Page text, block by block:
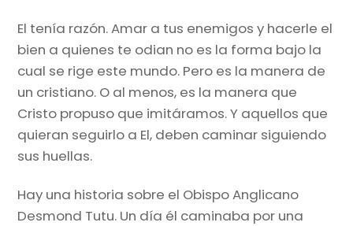
El tenía razón. Amar a tus enemigos y hacerle el
bien a quienes te odian no es la forma bajo la
cual se rige este mundo. Pero es la manera de
un cristiano. O al menos, es la manera que
Cristo propuso que imitáramos. Y aquellos que
quieran seguirlo a El, deben caminar siguiendo
sus huellas.
Hay una historia sobre el Obispo Anglicano
Desmond Tutu. Un día él caminaba por una